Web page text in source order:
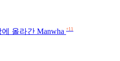
올라간 Manwha +11